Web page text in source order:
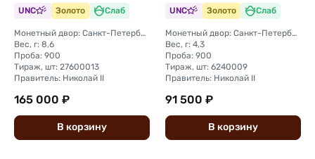
UNC Золото Слаб
Монетный двор: Санкт-Петербургский монетный двор
Вес, г: 8,6
Проба: 900
Тираж, шт: 27600013
Правитель: Николай II
165 000 ₽
В корзину
UNC Золото Слаб
Монетный двор: Санкт-Петербургский монетный двор
Вес, г: 4,3
Проба: 900
Тираж, шт: 6240009
Правитель: Николай II
91 500 ₽
В корзину